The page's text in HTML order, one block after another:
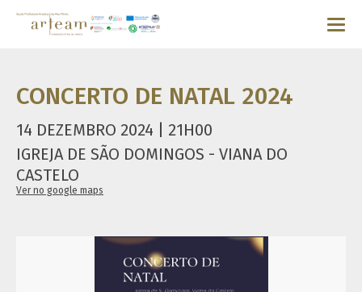
CONCERTO DE NATAL 2024
14 DEZEMBRO 2024 | 21H00
IGREJA DE SÃO DOMINGOS - VIANA DO
CASTELO
Ver no google maps